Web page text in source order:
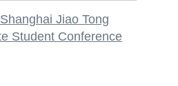
Jiao Tong
Student Conference